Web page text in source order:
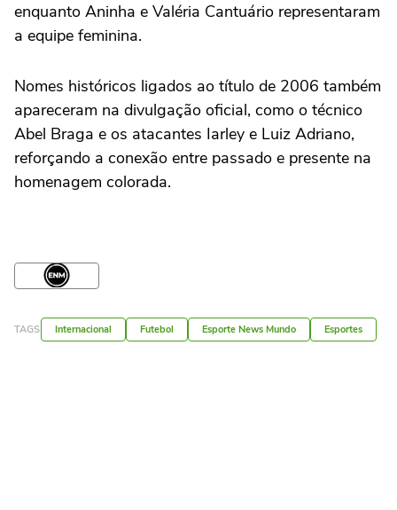
enquanto Aninha e Valéria Cantuário representaram
a equipe feminina.
Nomes históricos ligados ao título de 2006 também
apareceram na divulgação oficial, como o técnico
Abel Braga e os atacantes Iarley e Luiz Adriano,
reforçando a conexão entre passado e presente na
homenagem colorada.
TAGS Internacional Futebol Esporte News Mundo Esportes